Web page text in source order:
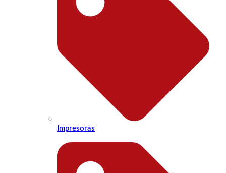
Impresoras